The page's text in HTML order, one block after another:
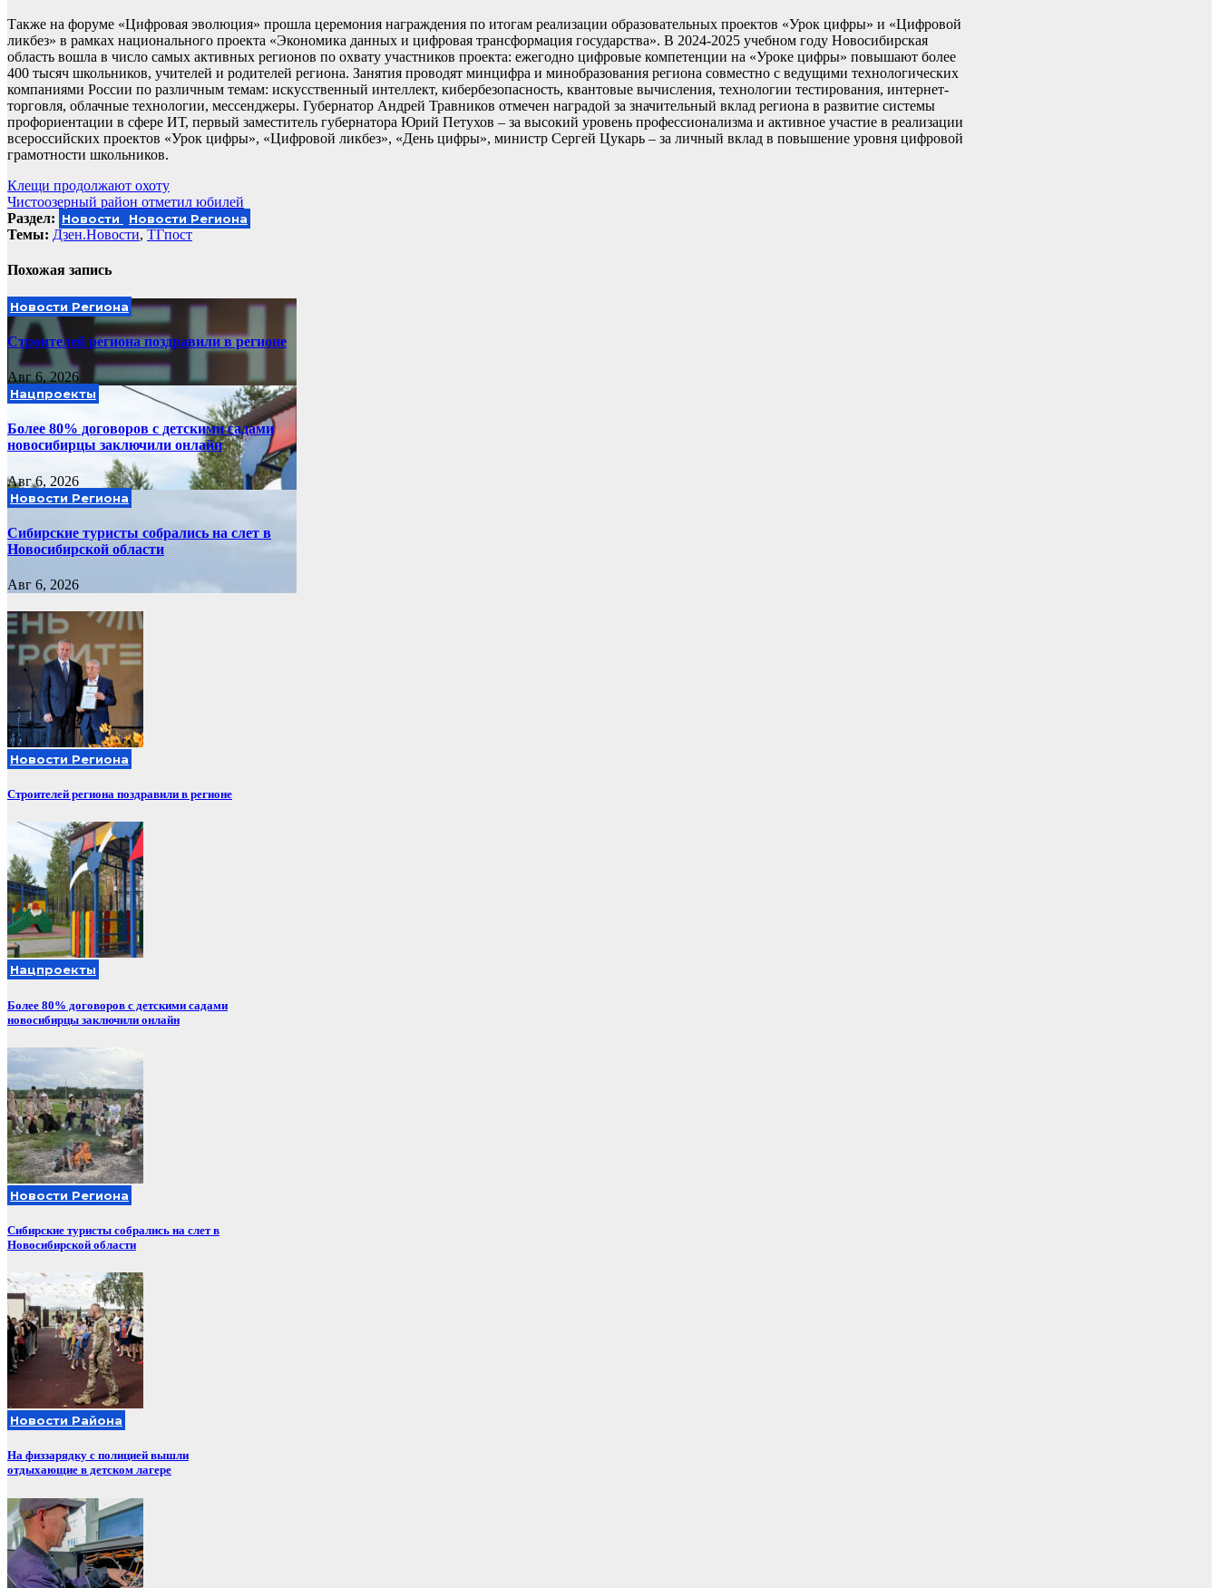
Также на форуме «Цифровая эволюция» прошла церемония награждения по итогам реализации образовательных проектов «Урок цифры» и «Цифровой
ликбез» в рамках национального проекта «Экономика данных и цифровая трансформация государства». В 2024-2025 учебном году Новосибирская
область вошла в число самых активных регионов по охвату участников проекта: ежегодно цифровые компетенции на «Уроке цифры» повышают более
400 тысяч школьников, учителей и родителей региона. Занятия проводят минцифра и минобразования региона совместно с ведущими технологических
компаниями России по различным темам: искусственный интеллект, кибербезопасность, квантовые вычисления, технологии тестирования, интернет-
торговля, облачные технологии, мессенджеры. Губернатор Андрей Травников отмечен наградой за значительный вклад региона в развитие системы
профориентации в сфере ИТ, первый заместитель губернатора Юрий Петухов – за высокий уровень профессионализма и активное участие в реализации
всероссийских проектов «Урок цифры», «Цифровой ликбез», «День цифры», министр Сергей Цукарь – за личный вклад в повышение уровня цифровой
грамотности школьников.
Навигация
по
записям
Клещи продолжают охоту
Чистоозерный район отметил юбилей
Раздел: Новости Новости Региона
Темы: Дзен.Новости, ТГпост
Похожая запись
Новости Региона
Строителей региона поздравили в регионе
Авг 6, 2026
Нацпроекты
Более 80% договоров с детскими садами
новосибирцы заключили онлайн
Авг 6, 2026
Новости Региона
Сибирские туристы собрались на слет в
Новосибирской области
Авг 6, 2026
Новости Региона
Строителей региона поздравили в регионе
Нацпроекты
Более 80% договоров с детскими садами
новосибирцы заключили онлайн
Новости Региона
Сибирские туристы собрались на слет в
Новосибирской области
Новости Района
На физзарядку с полицией вышли
отдыхающие в детском лагере